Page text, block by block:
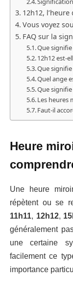
12h12, l’heure
Vous voyez
FAQ sur la
Que
12h12 est-
Que
Quel ange
Que
Les heures
Faut-il
Heure
Une heure
répètent ou se
11h11, 12h12,
généralement
une certaine
facilement ce
importance